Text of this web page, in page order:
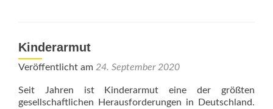
Alltag
Kinderarmut
Veröffentlicht am 24. September 2020
Seit Jahren ist Kinderarmut eine der größten
gesellschaftlichen Herausforderungen in Deutschland.